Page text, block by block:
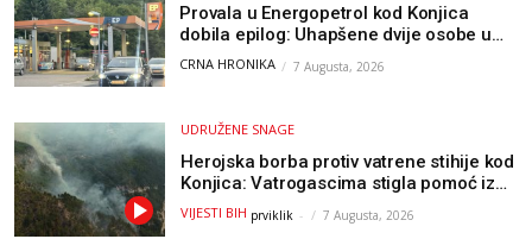
Provala u Energopetrol kod Konjica
dobila epilog: Uhapšene dvije osobe u
Čapljini i Jablanici
CRNA HRONIKA 7 Augusta, 2026
UDRUŽENE SNAGE
Herojska borba protiv vatrene stihije kod
Konjica: Vatrogascima stigla pomoć iz
Sarajeva, helikopteri i Air Tractori
udružili snage
VIJESTI BIH prviklik - 7 Augusta, 2026